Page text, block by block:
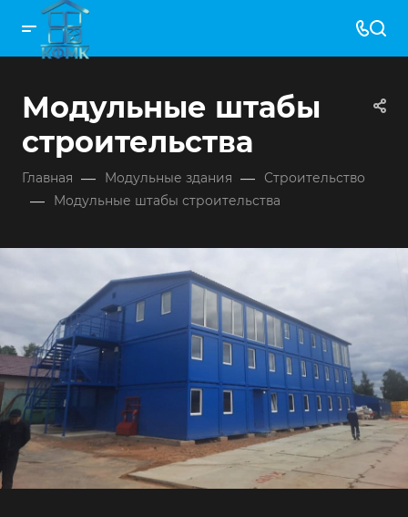
Модульные штабы
строительства
Главная — Модульные здания — Строительство
— Модульные штабы строительства